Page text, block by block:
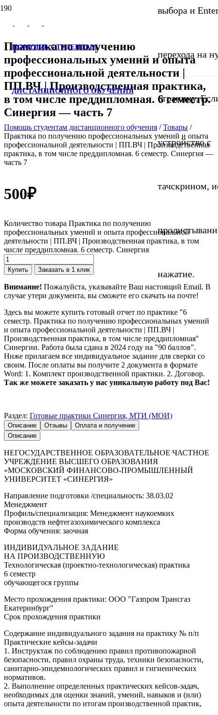
ПОМОЩЬ СТУДЕНТАМ
ДИСТАНЦИОННОГО ОБУЧЕНИЯ
выбора и
перехода на
страницу.
устройство с
тачскрином,
нажатие.
Практика по получению
профессиональных умений и опыта
профессиональной деятельности |
ПП.ВЧ | Производственная практика,
в том числе преддипломная. 6 семестр.
Синергия — часть 7
Помощь студентам дистанционного обучения /Товары /
Практика по получению профессиональных умений и опыта
профессиональной деятельности | ПП.ВЧ | Производственная
практика, в том числе преддипломная. 6 семестр. Синергия —
часть 7
500₽
Количество товара Практика по получению
профессиональных умений и опыта профессиональной
деятельности | ПП.ВЧ | Производственная практика, в том
числе преддипломная. 6 семестр. Синергия
Купить Заказать в 1 клик
Внимание! Пожалуйста, указывайте Ваш настоящий Email. В
случае утери документа, вы сможете его скачать на почте!
Здесь вы можете купить готовый отчет по практике "6
семестр. Практика по получению профессиональных умений
и опыта профессиональной деятельности | ПП.ВЧ |
Производственная практика, в том числе преддипломная"
Синергии. Работа была сдана в 2024 году на "90 баллов".
Ниже прилагаем все индивидуальное задание для сверки со
своим. После оплаты вы получите 2 документа в формате
Word: 1. Комплект производственной практики. 2. Договор.
Так же можете заказать у нас уникальную работу под Вас!
Раздел: Готовые практики Синергия, МТИ (МОИ)
Описание Отзывы
Оплата и получение
Описание
НЕГОСУДАРСТВЕННОЕ ОБРАЗОВАТЕЛЬНОЕ ЧАСТНОЕ
УЧРЕЖДЕНИЕ ВЫСШЕГО ОБРАЗОВАНИЯ
«МОСКОВСКИЙ ФИНАНСОВО-ПРОМЫШЛЕННЫЙ
УНИВЕРСИТЕТ «СИНЕРГИЯ»
Направление подготовки /специальность: 38.03.02
Менеджмент
Профиль/специализация: Менеджмент наукоемких
производств нефтегазохимического комплекса
Форма обучения: заочная
ИНДИВИДУАЛЬНОЕ ЗАДАНИЕ
НА ПРОИЗВОДСТВЕННУЮ
Технологическая (проектно-технологическая) практика
6 семестр
обучающегося группы
Место прохождения практики: ООО "Газпром Трансгаз
Екатеринбург"
Срок прохождения практики
Содержание индивидуального задания на практику № п/п
Практические кейсы-задачи
1. Инструктаж по соблюдению правил противопожарной
безопасности, правил охраны труда, техники безопасности,
санитарно-эпидемиологических правил и гигиенических
нормативов.
2. Выполнение определенных практических кейсов-задач,
необходимых для оценки знаний, умений, навыков и (или)
опыта деятельности по итогам производственной практик,